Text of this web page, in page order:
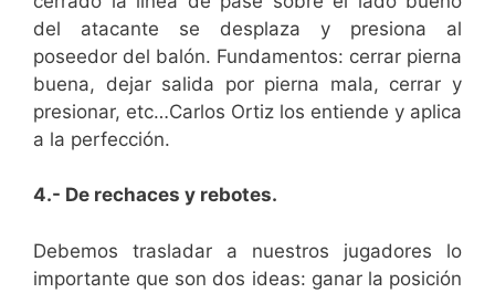
del atacante se desplaza y presiona al
poseedor del balón. Fundamentos: cerrar pierna
buena, dejar salida por pierna mala, cerrar y
presionar, etc…Carlos Ortiz los entiende y aplica
a la perfección.
4.- De rechaces y rebotes.
Debemos trasladar a nuestros jugadores lo
importante que son dos ideas: ganar la posición